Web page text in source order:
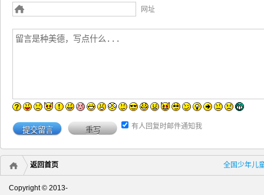
网址
有人回复时邮件通知我
全国少年儿
返回首页
Copyright © 2013-